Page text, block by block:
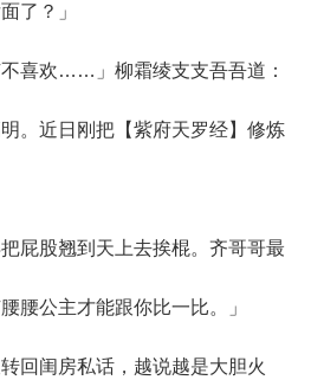
了？」
欢……」柳霜绫支支吾吾道：
。近日刚把【紫府天罗经】修炼
股翘到天上去挨棍。齐哥哥最
腰公主才能跟你比一比。」
闺房私话，越说越是大胆火